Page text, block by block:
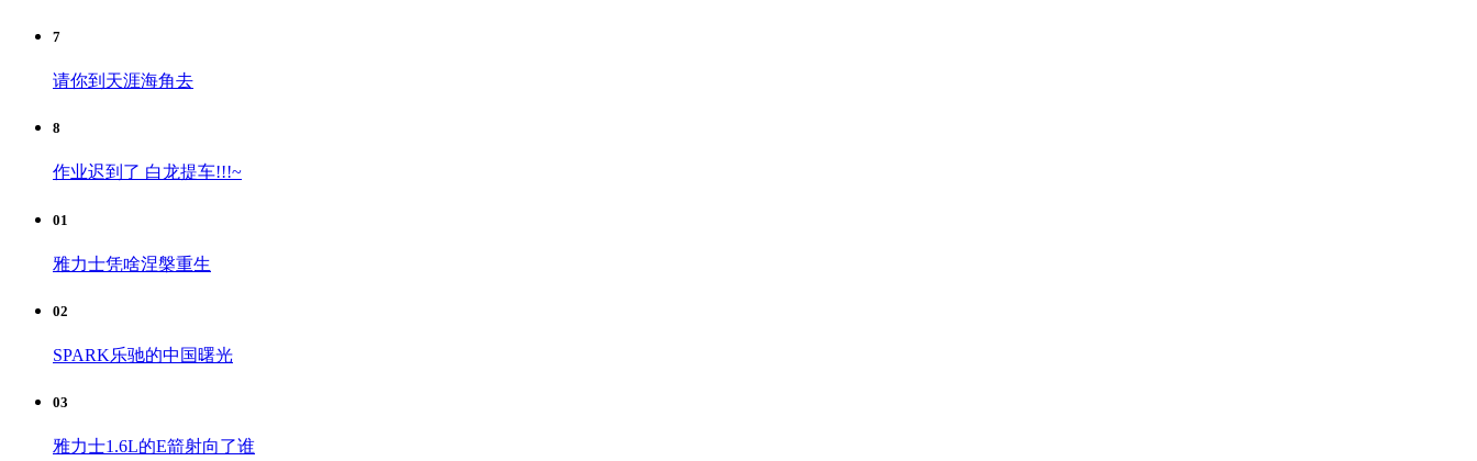
7
请你到天涯海角去
8
作业迟到了 白龙提车!!!~
01
雅力士凭啥涅槃重生
02
SPARK乐驰的中国曙光
03
雅力士1.6L的E箭射向了谁